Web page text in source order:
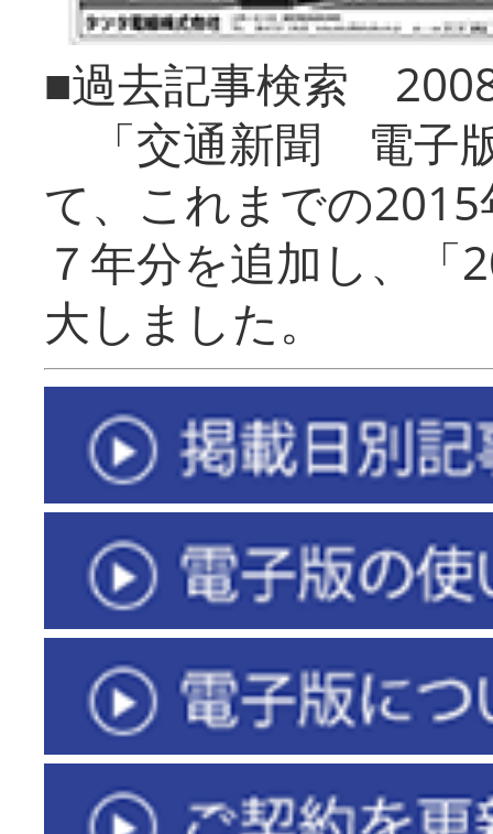
■過去記事検索
「交通新聞 電子
て、これまでの
７年分を追加し、「
大しまし